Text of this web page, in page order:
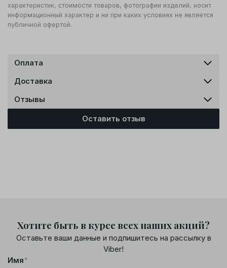
характеристик, стоимости товаров, фотографии изделий, носит
информационный характер и ни при каких условиях не является
публичной офертой.
Оплата
Доставка
Отзывы
Оставить отзыв
Хотите быть в курсе всех наших акций?
Оставьте ваши данные и подпишитесь на рассылку в
Viber!
Имя*